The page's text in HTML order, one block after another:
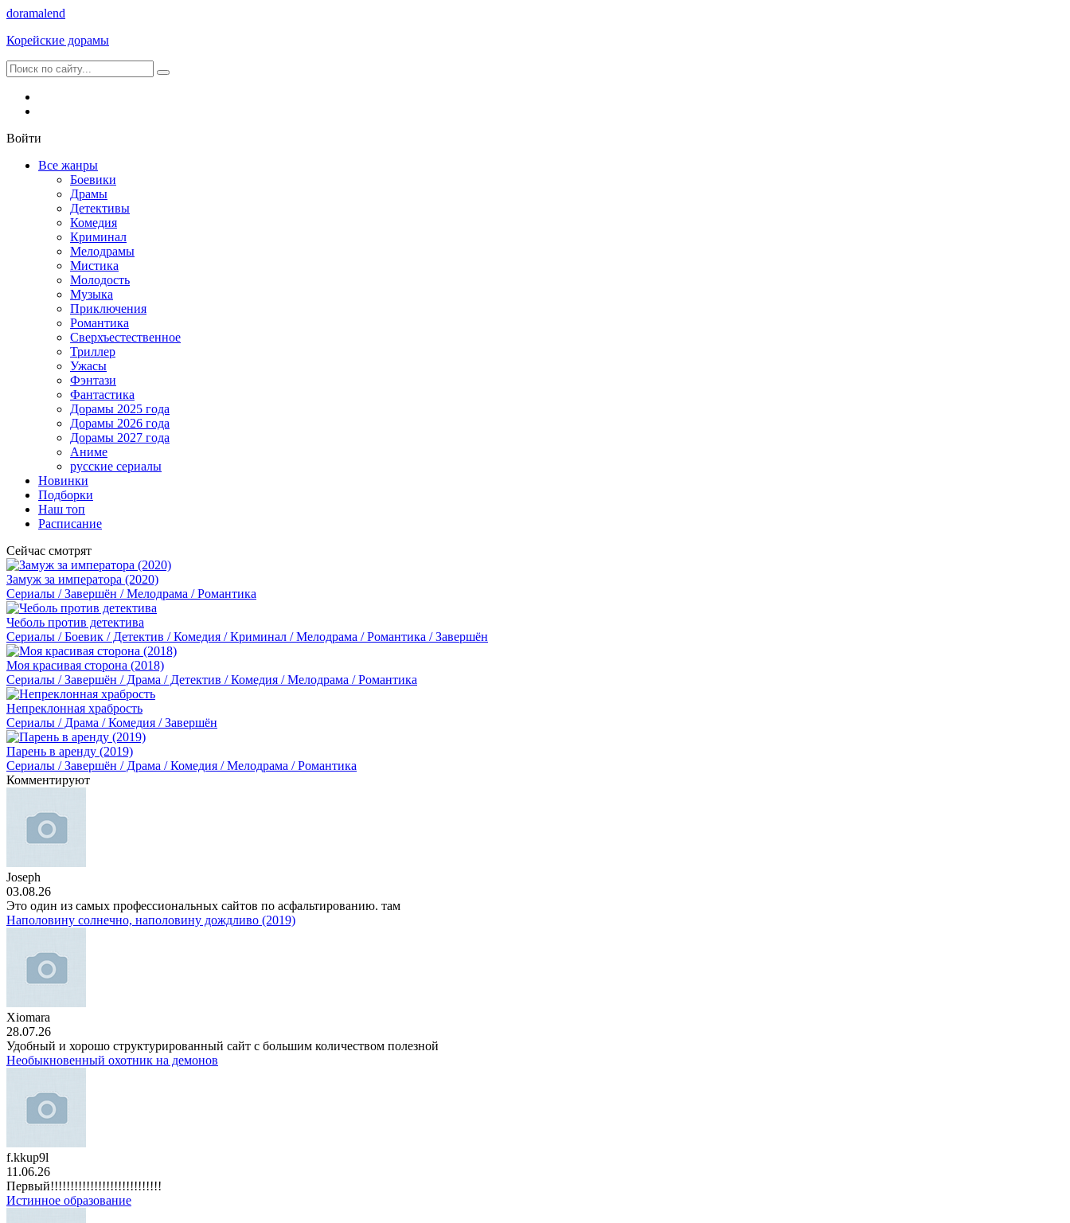
doramalend
Корейские дорамы
Войти
Все жанры
Боевики
Драмы
Детективы
Комедия
Криминал
Мелодрамы
Мистика
Молодость
Музыка
Приключения
Романтика
Сверхъестественное
Триллер
Ужасы
Фэнтази
Фантастика
Дорамы 2025 года
Дорамы 2026 года
Дорамы 2027 года
Аниме
русские сериалы
Новинки
Подборки
Наш топ
Расписание
Сейчас смотрят
Замуж за императора (2020)
Сериалы / Завершён / Мелодрама / Романтика
Чеболь против детектива
Сериалы / Боевик / Детектив / Комедия / Криминал / Мелодрама / Романтика / Завершён
Моя красивая сторона (2018)
Сериалы / Завершён / Драма / Детектив / Комедия / Мелодрама / Романтика
Непреклонная храбрость
Сериалы / Драма / Комедия / Завершён
Парень в аренду (2019)
Сериалы / Завершён / Драма / Комедия / Мелодрама / Романтика
Комментируют
Joseph
03.08.26
Это один из самых профессиональных сайтов по асфальтированию. там
Наполовину солнечно, наполовину дождливо (2019)
Xiomara
28.07.26
Удобный и хорошо структурированный сайт с большим количеством полезной
Необыкновенный охотник на демонов
f.kkup9l
11.06.26
Первый!!!!!!!!!!!!!!!!!!!!!!!!!!!!
Истинное образование